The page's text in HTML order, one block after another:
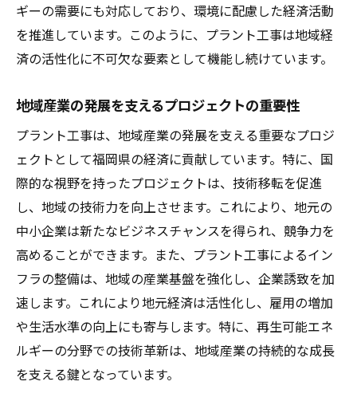
ギーの需要にも対応しており、環境に配慮した経済活動
を推進しています。このように、プラント工事は地域経
済の活性化に不可欠な要素として機能し続けています。
地域産業の発展を支えるプロジェクトの重要性
プラント工事は、地域産業の発展を支える重要なプロジ
ェクトとして福岡県の経済に貢献しています。特に、国
際的な視野を持ったプロジェクトは、技術移転を促進
し、地域の技術力を向上させます。これにより、地元の
中小企業は新たなビジネスチャンスを得られ、競争力を
高めることができます。また、プラント工事によるイン
フラの整備は、地域の産業基盤を強化し、企業誘致を加
速します。これにより地元経済は活性化し、雇用の増加
や生活水準の向上にも寄与します。特に、再生可能エネ
ルギーの分野での技術革新は、地域産業の持続的な成長
を支える鍵となっています。